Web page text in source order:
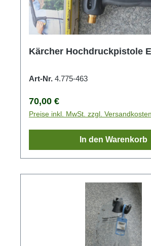
Kärcher Hochdruckpistole
Art-Nr. 4.775-463
Regulärer Preis:
70,00 €
Preise inkl. MwSt. zzgl. Versandkosten
In den Warenkorb